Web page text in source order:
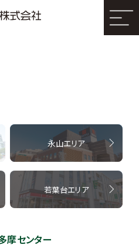
永山エリア
若葉台エリア
摩センター